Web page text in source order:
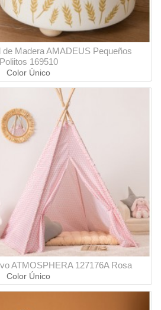
de Madera AMADEUS Pequeños
Poliitos 169510
Color Único
ATMOSPHERA 127176A Rosa
Color Único